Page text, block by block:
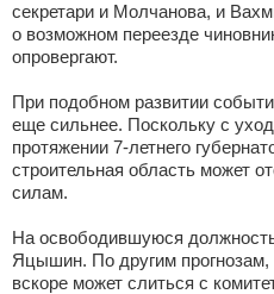
секретари и Молчанова, и
о возможном переезде
опровергают.
При подобном развитии
еще сильнее. Поскольку с
протяжении 7-летнего
строительная область может
силам.
На освободившуюся
Яцышин. По другим
вскоре может слиться с